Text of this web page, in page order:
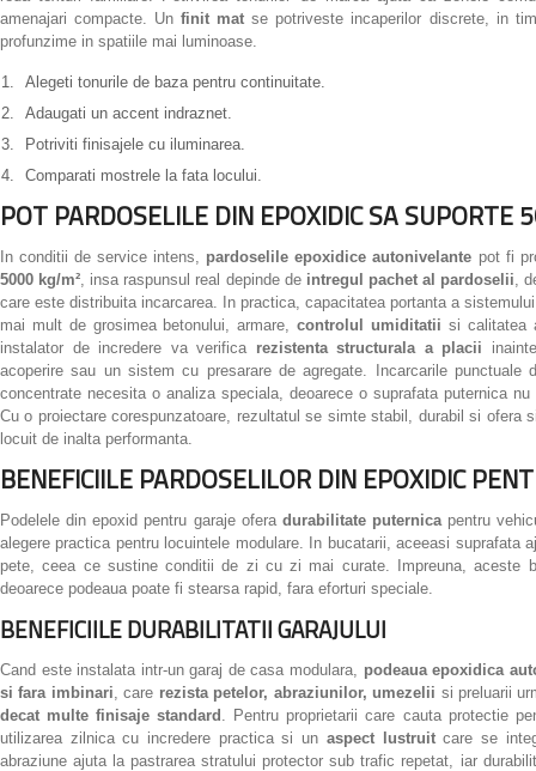
amenajari compacte. Unfinit mat se potriveste incaperilor discrete, in
profunzime in spatiile mai luminoase.
Alegeti tonurile de baza pentru continuitate.
Adaugati un accent indraznet.
Potriviti finisajele cu iluminarea.
Comparati mostrele la fata locului.
POT PARDOSELILE DIN EPOXIDIC SA SUPORTE
In conditii de service intens, pardoselile epoxidice autonivelante pot fi
5000 kg/m², insa raspunsul real depinde de intregul pachet al pardoselii,
care este distribuita incarcarea. In practica, capacitatea portanta a
mai mult de grosimea betonului, armare,controlul umiditatii si calitatea
instalator de incredere va verifica rezistenta structurala a placii
acoperire sau un sistem cu presarare de agregate. Incarcarile punctuale
concentrate necesita o analiza speciala, deoarece o suprafata puternica
Cu o proiectare corespunzatoare, rezultatul se simte stabil, durabil si ofera
locuit de inalta performanta.
BENEFICIILE PARDOSELILOR DIN EPOXIDIC
Podelele din epoxid pentru garaje ofera durabilitate puternicapentru
alegere practica pentru locuintele modulare. In bucatarii, aceeasi suprafata
pete, ceea ce sustine conditii de zi cu zi mai curate. Impreuna, aceste
deoarece podeaua poate fi stearsa rapid, fara eforturi speciale.
BENEFICIILE DURABILITATII GARAJULUI
Cand este instalata intr-un garaj de casa modulara, podeaua epoxidica
si fara imbinari, care rezista petelor, abraziunilor, umezelii si preluarii
decat multe finisaje standard . Pentru proprietarii care cauta protectie
utilizarea zilnica cu incredere practica si un aspect lustruitcare se
abraziune ajuta la pastrarea stratului protector sub trafic repetat, iar